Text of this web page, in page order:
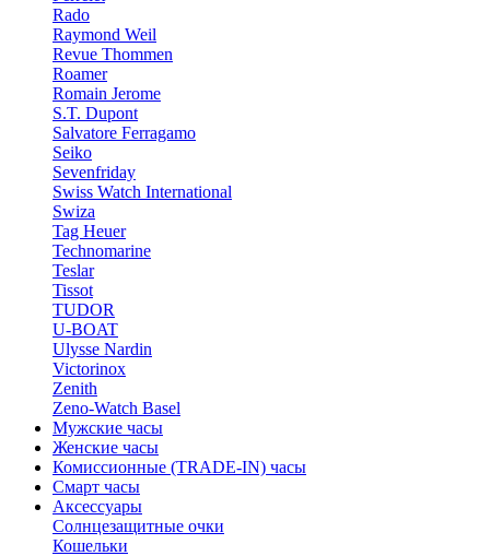
Rado
Raymond Weil
Revue Thommen
Roamer
Romain Jerome
S.T. Dupont
Salvatore Ferragamo
Seiko
Sevenfriday
Swiss Watch International
Swiza
Tag Heuer
Technomarine
Teslar
Tissot
TUDOR
U-BOAT
Ulysse Nardin
Victorinox
Zenith
Zeno-Watch Basel
Мужские часы
Женские часы
Комиссионные (TRADE-IN) часы
Смарт часы
Аксессуары
Солнцезащитные очки
Кошельки